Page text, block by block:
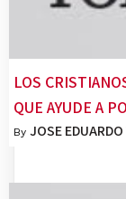
LOS
QUE AYUDE A
By JOSE